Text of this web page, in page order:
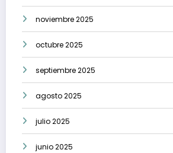
noviembre 2025
octubre 2025
septiembre 2025
agosto 2025
julio 2025
junio 2025